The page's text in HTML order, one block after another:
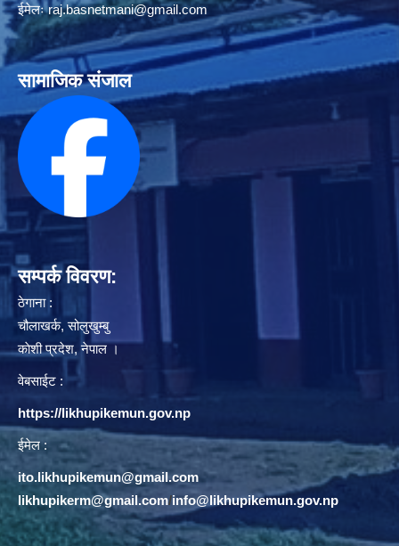
ईमेलःraj.basnetmani@gmail.com
सामाजिक संजाल
सम्पर्क विवरण:
ठेगाना :
चौलाखर्क, सोलुखुम्बु
काेशी प्रदेश, नेपाल ।
वेबसाईट :
https://likhupikemun.gov.np
ईमेल :
ito.likhupikemun@gmail.com
likhupikerm@gmail.com/info@likhupikemun.gov.np